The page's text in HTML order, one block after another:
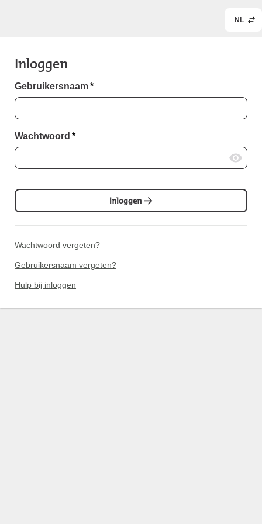
NL
Inloggen
Gebruikersnaam*
Wachtwoord *
Inloggen
Wachtwoord vergeten?
Gebruikersnaam vergeten?
Hulp bij inloggen